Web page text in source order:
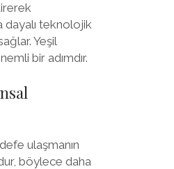
dayalı teknolojik
Yeşil
bir adımdır.
ulaşmanın
böylece daha